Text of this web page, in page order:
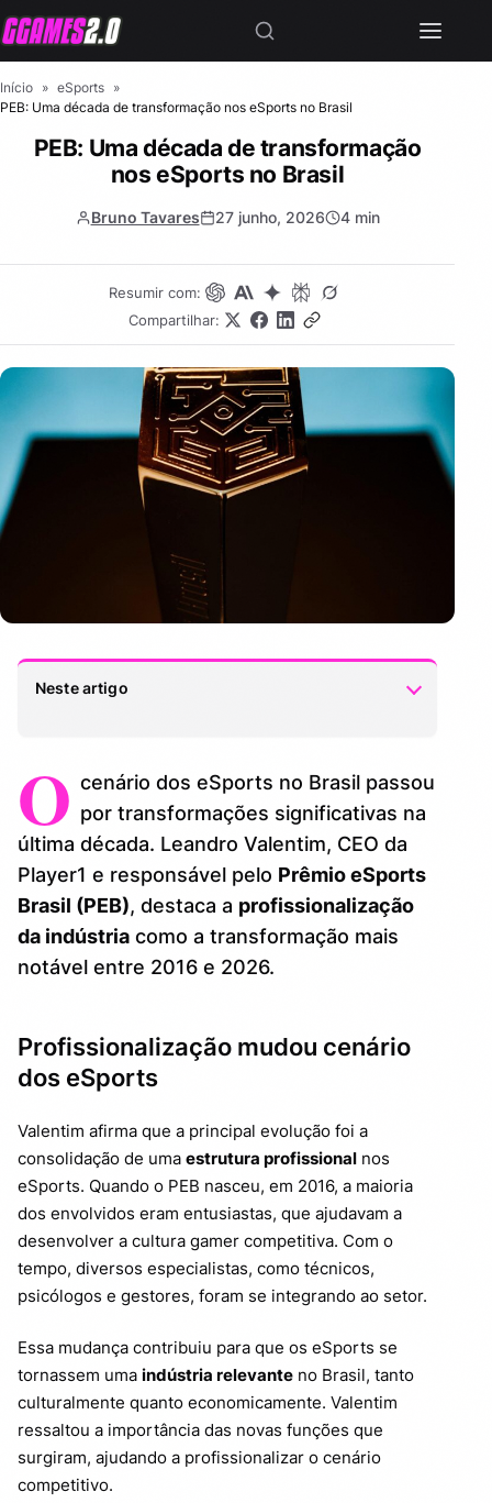
Início » eSports »
PEB: Uma década de transformação nos eSports no Brasil
PEB: Uma década de transformação
nos eSports no Brasil
Bruno Tavares 27 junho, 2026 4 min
Resumir com:
Compartilhar:
Neste artigo
eSports
2.
Crescimento dos creators acompanhou
mudanças do mercado
3.
Creators têm peso semelhante ao dos
atletas?
4. Expansão para outras regiões do Brasil
6. Games ainda enfrentam resistência cultural
7.
O que mudou entre o primeiro PEB e a edição
de 2026
O cenário dos eSports no Brasil passou
por transformações significativas na
última década. Leandro Valentim, CEO da
Player1 e responsável pelo Prêmio eSports
Brasil (PEB), destaca a profissionalização
da indústria como a transformação mais
notável entre 2016 e 2026.
Profissionalização mudou cenário
dos eSports
Valentim afirma que a principal evolução foi a
consolidação de uma estrutura profissional nos
eSports. Quando o PEB nasceu, em 2016, a maioria
dos envolvidos eram entusiastas, que ajudavam a
desenvolver a cultura gamer competitiva. Com o
tempo, diversos especialistas, como técnicos,
psicólogos e gestores, foram se integrando ao setor.
Essa mudança contribuiu para que os eSports se
tornassem uma indústria relevante no Brasil, tanto
culturalmente quanto economicamente. Valentim
ressaltou a importância das novas funções que
surgiram, ajudando a profissionalizar o cenário
competitivo.